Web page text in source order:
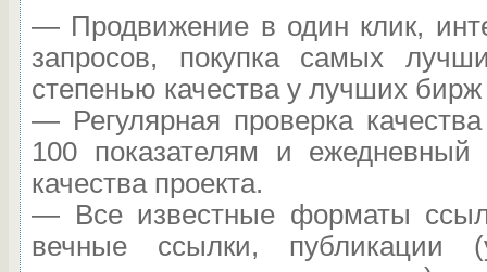
— Продвижение в один клик,
запросов, покупка самых
степенью качества у лучших
— Регулярная проверка
100 показателям и ежедневный
качества проекта.
— Все известные форматы
вечные ссылки, публикации